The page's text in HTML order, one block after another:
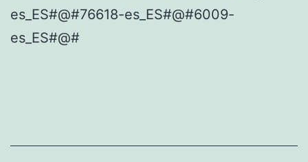
es_ES#@#76618-es_ES#@#6009-
es_ES#@#